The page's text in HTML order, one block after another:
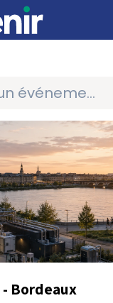
Bordeaux